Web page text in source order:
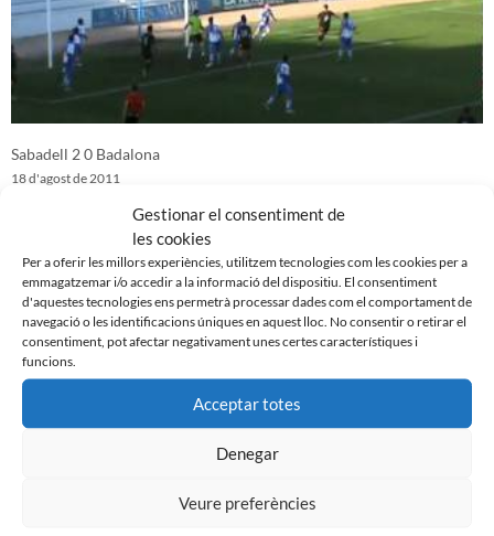
Gestionar el consentiment de
les cookies
Per a oferir les millors experiències, utilitzem tecnologies com les cookies per a
emmagatzemar i/o accedir a la informació del dispositiu. El consentiment
d'aquestes tecnologies ens permetrà processar dades com el comportament de
navegació o les identificacions úniques en aquest lloc. No consentir o retirar el
consentiment, pot afectar negativament unes certes característiques i
funcions.
Acceptar totes
Denegar
Veure preferències
Sabadell 2 0 Badalona
18 d'agost de 2011